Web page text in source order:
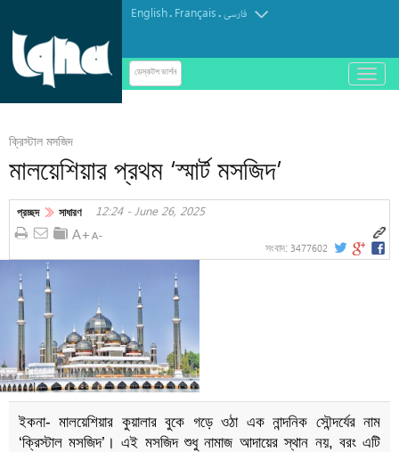
English. Français.فارسی
ডেস্কটপ ভার্শন
باز
و
ক্রিস্টাল মসজিদ
মালয়েশিয়ার প্রথম ‘স্মার্ট মসজিদ’
প্রচ্ছদ সাধারণ 12:24 - June 26, 2025
সংবাদ: 3477602
ইকনা- মালয়েশিয়ার কুয়ালার বুকে গড়ে ওঠা এক নান্দনিক সৌন্দর্যের নাম
‘ক্রিস্টাল মসজিদ’। এই মসজিদ শুধু নামাজ আদায়ের স্থান নয়, বরং এটি